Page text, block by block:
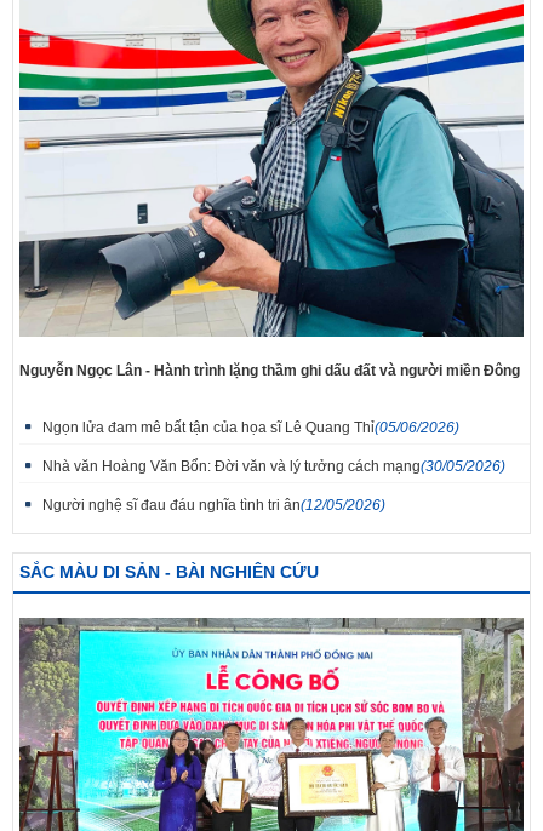
Nguyễn Ngọc Lân - Hành trình lặng thầm ghi dấu đất và người miền Đông
Ngọn lửa đam mê bất tận của họa sĩ Lê Quang Thỉ(05/06/2026)
Nhà văn Hoàng Văn Bổn: Đời văn và lý tưởng cách mạng(30/05/2026)
Người nghệ sĩ đau đáu nghĩa tình tri ân(12/05/2026)
SẮC MÀU DI SẢN - BÀI NGHIÊN CỨU